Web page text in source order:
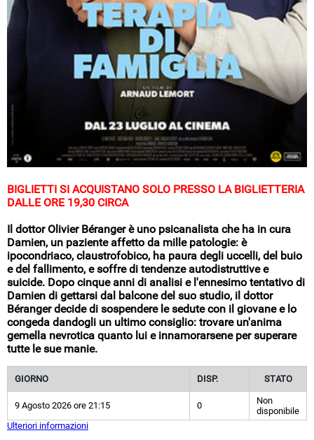
BIGLIETTI SI ACQUISTANO SOLO PRESSO LA BIGLIETTERIA
DALLE ORE 19,30 CIRCA
Il dottor Olivier Béranger è uno psicanalista che ha in cura
Damien, un paziente affetto da mille patologie: è
ipocondriaco, claustrofobico, ha paura degli uccelli, del buio
e del fallimento, e soffre di tendenze autodistruttive e
suicide. Dopo cinque anni di analisi e l'ennesimo tentativo di
Damien di gettarsi dal balcone del suo studio, il dottor
Béranger decide di sospendere le sedute con il giovane e lo
congeda dandogli un ultimo consiglio: trovare un'anima
gemella nevrotica quanto lui e innamorarsene per superare
tutte le sue manie.
GIORNO DISP. STATO
9 Agosto 2026 ore 21:15 0
Non
disponibile
Ulteriori informazioni